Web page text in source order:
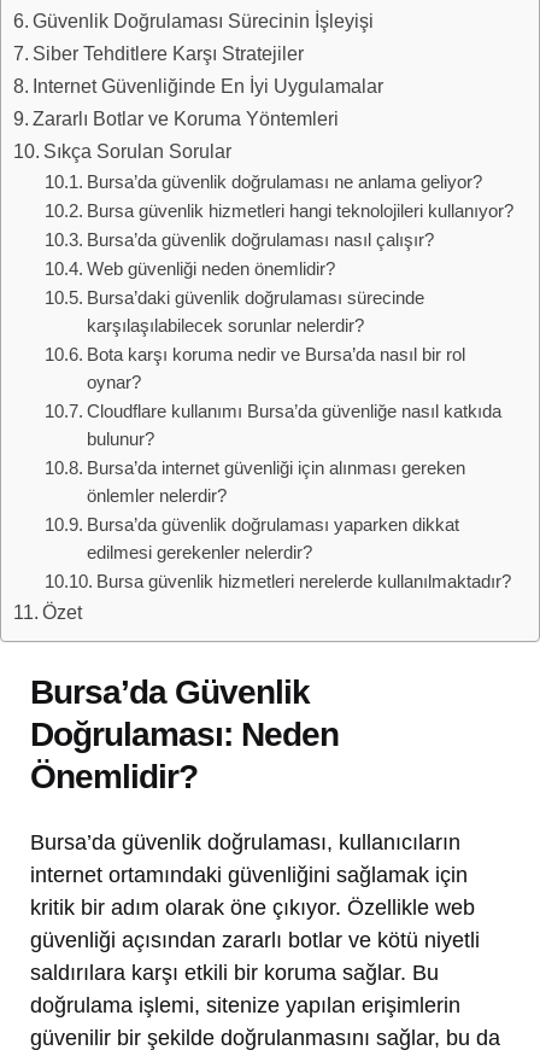
Güvenlik Doğrulaması Sürecinin İşleyişi
Siber Tehditlere Karşı Stratejiler
Internet Güvenliğinde En İyi Uygulamalar
Zararlı Botlar ve Koruma Yöntemleri
Sıkça Sorulan Sorular
Bursa’da güvenlik doğrulaması ne anlama geliyor?
Bursa güvenlik hizmetleri hangi teknolojileri kullanıyor?
Bursa’da güvenlik doğrulaması nasıl çalışır?
Web güvenliği neden önemlidir?
Bursa’daki güvenlik doğrulaması sürecinde
karşılaşılabilecek sorunlar nelerdir?
Bota karşı koruma nedir ve Bursa’da nasıl bir rol
oynar?
Cloudflare kullanımı Bursa’da güvenliğe nasıl katkıda
bulunur?
Bursa’da internet güvenliği için alınması gereken
önlemler nelerdir?
Bursa’da güvenlik doğrulaması yaparken dikkat
edilmesi gerekenler nelerdir?
Bursa güvenlik hizmetleri nerelerde kullanılmaktadır?
Özet
Bursa’da Güvenlik
Doğrulaması: Neden
Önemlidir?
Bursa’da güvenlik doğrulaması, kullanıcıların
internet ortamındaki güvenliğini sağlamak için
kritik bir adım olarak öne çıkıyor. Özellikle web
güvenliği açısından zararlı botlar ve kötü niyetli
saldırılara karşı etkili bir koruma sağlar. Bu
doğrulama işlemi, sitenize yapılan erişimlerin
güvenilir bir şekilde doğrulanmasını sağlar, bu da